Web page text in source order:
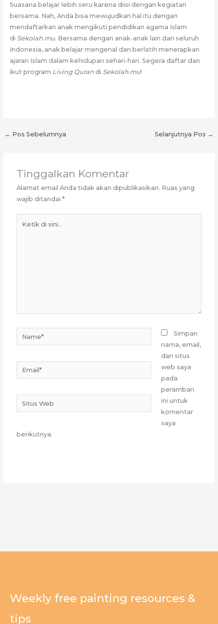
Suasana belajar lebih seru karena diisi dengan kegiatan
bersama. Nah, Anda bisa mewujudkan hal itu dengan
mendaftarkan anak mengikuti pendidikan agama Islam
di Sekolah.mu. Bersama dengan anak-anak lain dari seluruh
Indonesia, anak belajar mengenal dan berlatih menerapkan
ajaran Islam dalam kehidupan sehari-hari. Segera daftar dan
ikut program Living Qurandi Sekolah.mu!
← Pos Sebelumnya Selanjutnya Pos →
Tinggalkan Komentar
Alamat email Anda tidak akan dipublikasikan. Ruas yang
wajib ditandai*
Name*
Email*
Situs
Web
Simpan
nama, email,
dan situs
web saya
pada
peramban
ini untuk
komentar
saya
berikutnya.
Weekly free painting resources &
tips